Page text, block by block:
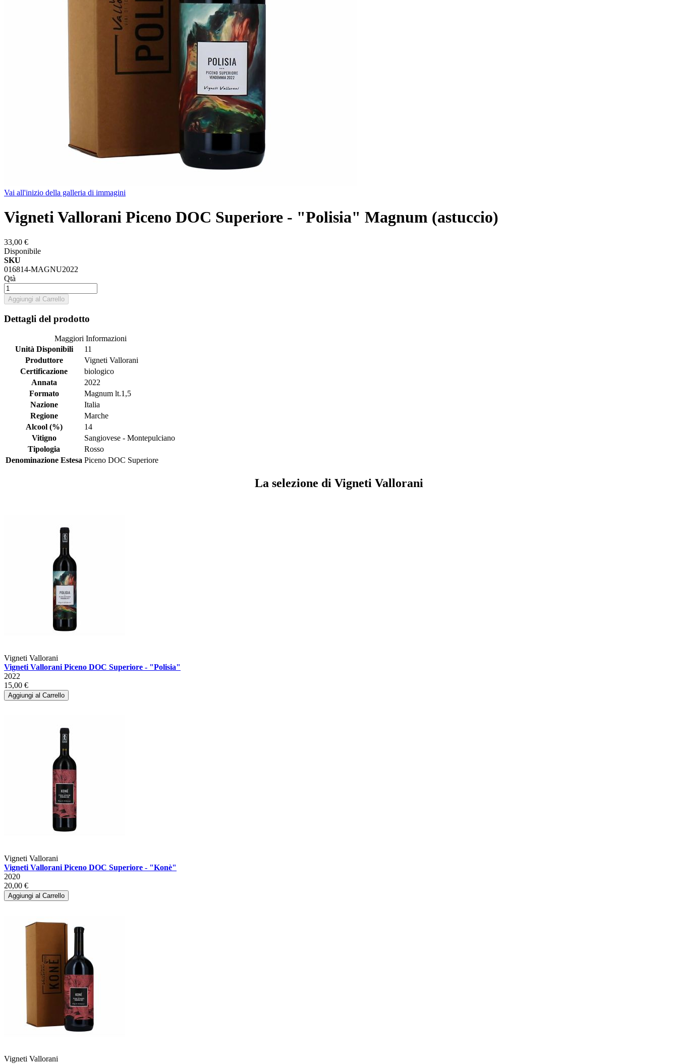
Vai all'inizio della galleria di immagini
Vigneti Vallorani Piceno DOC Superiore - "Polisia" Magnum (astuccio)
33,00 €
Disponibile
SKU
016814-MAGNU2022
Qtà
Aggiungi al Carrello
Dettagli del prodotto
Maggiori Informazioni
Unità Disponibili
11
Produttore
Vigneti Vallorani
Certificazione
biologico
Annata
2022
Formato
Magnum lt.1,5
Nazione
Italia
Regione
Marche
Alcool (%)
14
Vitigno
Sangiovese - Montepulciano
Tipologia
Rosso
Denominazione Estesa Piceno DOC Superiore
La selezione di Vigneti Vallorani
Vigneti Vallorani
Vigneti Vallorani Piceno DOC Superiore - "Polisia"
2022
15,00 €
Aggiungi al Carrello
Vigneti Vallorani
Vigneti Vallorani Piceno DOC Superiore - "Konè"
2020
20,00 €
Aggiungi al Carrello
Vigneti Vallorani